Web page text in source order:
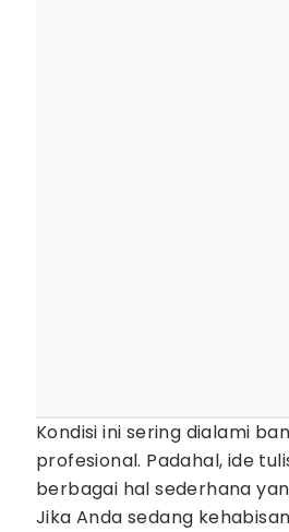
Kondisi ini sering dialami
profesional. Padahal, ide
berbagai hal sederhana
Jika Anda sedang